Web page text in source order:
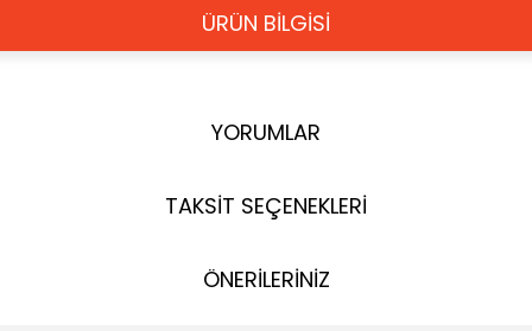
ÜRÜN BİLGİSİ
YORUMLAR
TAKSİT SEÇENEKLERİ
ÖNERİLERİNİZ